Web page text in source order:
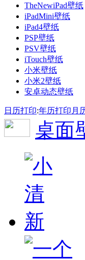
TheNewiPad壁纸
iPadMini壁纸
iPad4壁纸
PSP壁纸
PSV壁纸
iTouch壁纸
小米壁纸
小米2壁纸
安卓动态壁纸
日历打印:年历打印 月
桌面